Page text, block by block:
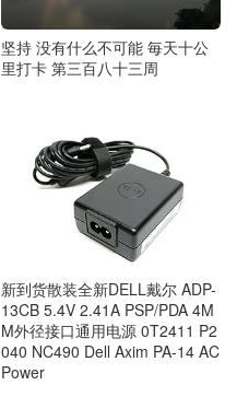
坚持 没有什么不可能 毎天十公
里打卡 第三百八十三周
新到货散装全新DELL戴尔 ADP-
13CB 5.4V 2.41A PSP/PDA 4M
M外径接口通用电源 0T2411 P2
040 NC490 Dell Axim PA-14 AC
Power